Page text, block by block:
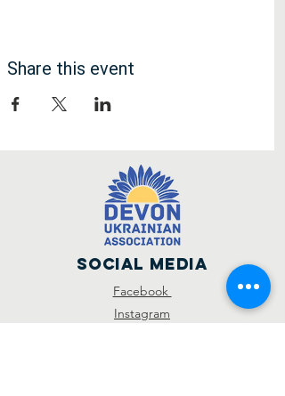
Share this event
Social Media
Facebook
Instagram